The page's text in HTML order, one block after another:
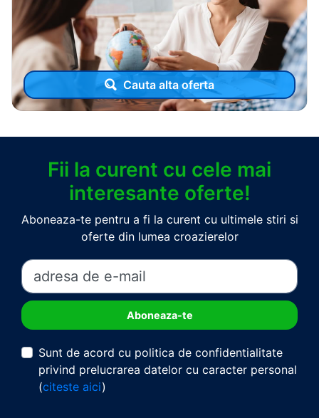
Cauta alta oferta
Fii la curent cu cele mai
interesante oferte!
Aboneaza-te pentru a fi la curent cu ultimele stiri si
oferte din lumea croazierelor
Sunt de acord cu politica de confidentialitate
privind prelucrarea datelor cu caracter personal
(citeste aici)